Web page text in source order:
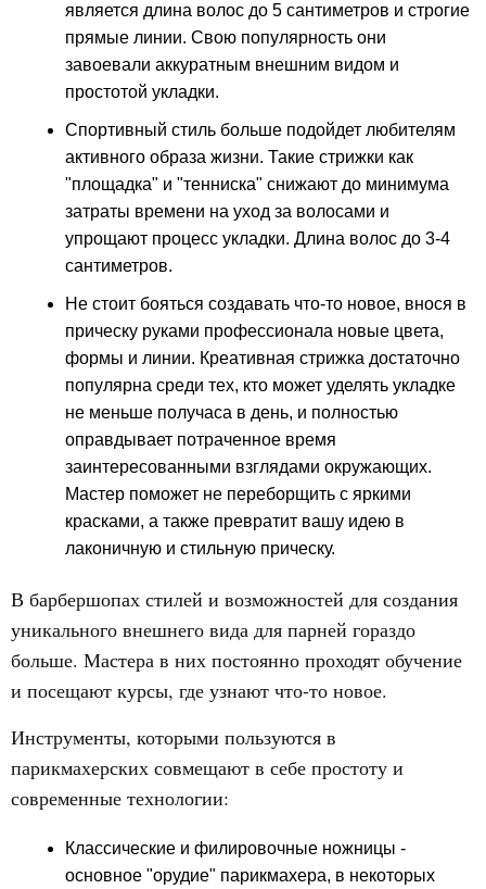
является длина волос до 5 сантиметров и строгие
прямые линии. Свою популярность они
завоевали аккуратным внешним видом и
простотой укладки.
Спортивный стиль больше подойдет любителям
активного образа жизни. Такие стрижки как
"площадка" и "тенниска" снижают до минимума
затраты времени на уход за волосами и
упрощают процесс укладки. Длина волос до 3-4
сантиметров.
Не стоит бояться создавать что-то новое, внося в
прическу руками профессионала новые цвета,
формы и линии. Креативная стрижка достаточно
популярна среди тех, кто может уделять укладке
не меньше получаса в день, и полностью
оправдывает потраченное время
заинтересованными взглядами окружающих.
Мастер поможет не переборщить с яркими
красками, а также превратит вашу идею в
лаконичную и стильную прическу.
В барбершопах стилей и возможностей для создания
уникального внешнего вида для парней гораздо
больше. Мастера в них постоянно проходят обучение
и посещают курсы, где узнают что-то новое.
Инструменты, которыми пользуются в
парикмахерских совмещают в себе простоту и
современные технологии:
Классические и филировочные ножницы -
основное "орудие" парикмахера, в некоторых